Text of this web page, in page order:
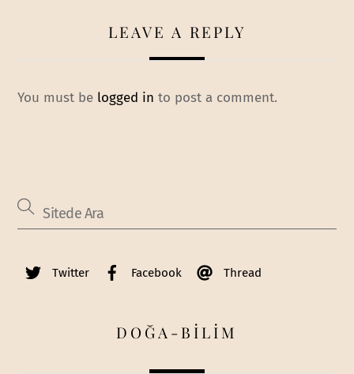
LEAVE A REPLY
You must be logged in to post a comment.
Twitter Facebook Thread
DOĞA-BİLİM